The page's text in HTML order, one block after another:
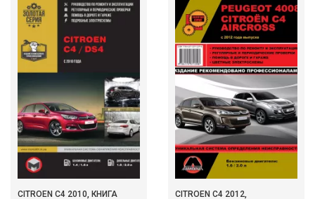
CITROEN C4 2010, КНИГА
CITROEN C4 2012,